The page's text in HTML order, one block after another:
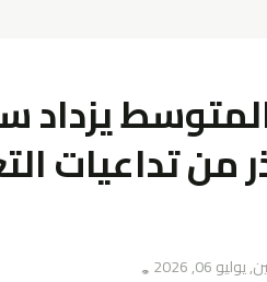
يزداد
من تداعيات
يوليو 06, 2026 👁️